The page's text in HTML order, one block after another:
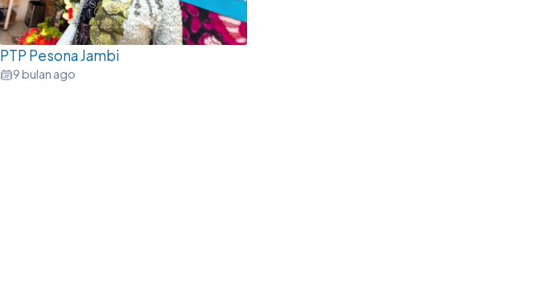
PTP Pesona Jambi
9 bulan ago